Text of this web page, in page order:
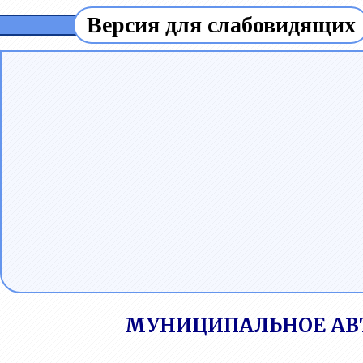
Версия для слабовидящих
МУНИЦИПАЛЬНОЕ